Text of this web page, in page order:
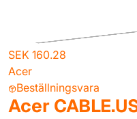
SEK 160.28
Acer
Beställningsvara
Acer